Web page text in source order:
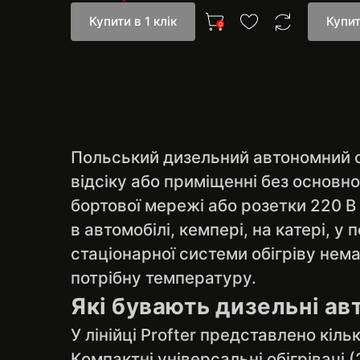
Купити в 1 клік 0
Польський дизельний автономний
відсіку або приміщенні без
бортової мережі або розетки 220
в автомобілі, кемпері, на катері,
стаціонарної системи обігріву
потрібну температуру.
Які бувають дизельні
У лінійці Profter представлено